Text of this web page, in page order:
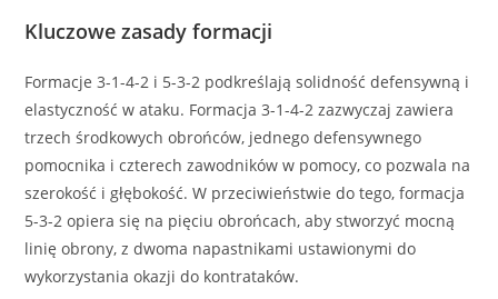
Kluczowe zasady formacji
Formacje 3-1-4-2 i 5-3-2 podkreślają solidność defensywną i
elastyczność w ataku. Formacja 3-1-4-2 zazwyczaj zawiera
trzech środkowych obrońców, jednego defensywnego
pomocnika i czterech zawodników w pomocy, co pozwala na
szerokość i głębokość. W przeciwieństwie do tego, formacja
5-3-2 opiera się na pięciu obrońcach, aby stworzyć mocną
linię obrony, z dwoma napastnikami ustawionymi do
wykorzystania okazji do kontrataków.